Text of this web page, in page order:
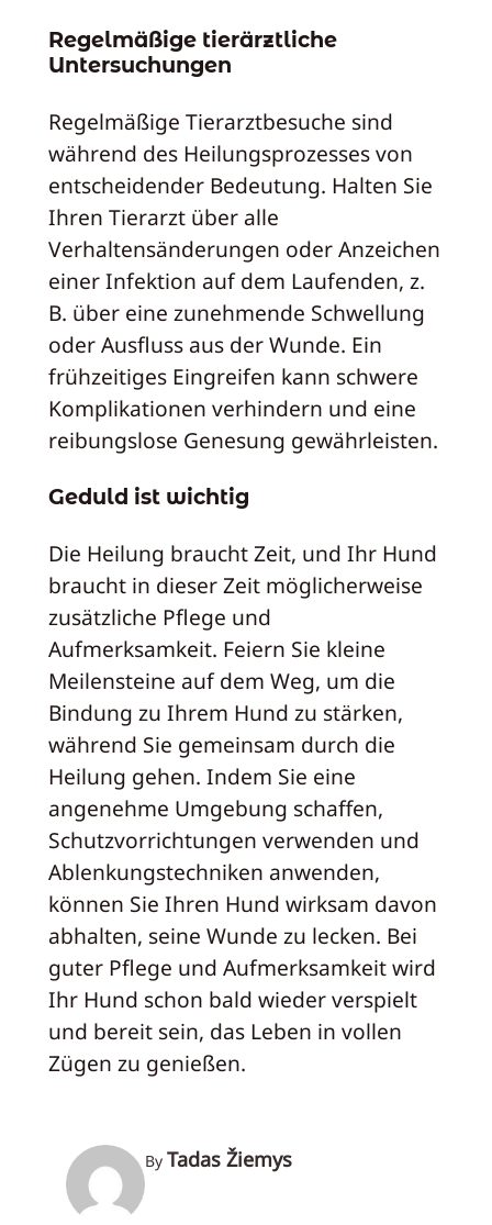
Regelmäßige tierärztliche
Untersuchungen
Regelmäßige Tierarztbesuche sind
während des Heilungsprozesses von
entscheidender Bedeutung. Halten Sie
Ihren Tierarzt über alle
Verhaltensänderungen oder Anzeichen
einer Infektion auf dem Laufenden, z.
B. über eine zunehmende Schwellung
oder Ausfluss aus der Wunde. Ein
frühzeitiges Eingreifen kann schwere
Komplikationen verhindern und eine
reibungslose Genesung gewährleisten.
Geduld ist wichtig
Die Heilung braucht Zeit, und Ihr Hund
braucht in dieser Zeit möglicherweise
zusätzliche Pflege und
Aufmerksamkeit. Feiern Sie kleine
Meilensteine auf dem Weg, um die
Bindung zu Ihrem Hund zu stärken,
während Sie gemeinsam durch die
Heilung gehen. Indem Sie eine
angenehme Umgebung schaffen,
Schutzvorrichtungen verwenden und
Ablenkungstechniken anwenden,
können Sie Ihren Hund wirksam davon
abhalten, seine Wunde zu lecken. Bei
guter Pflege und Aufmerksamkeit wird
Ihr Hund schon bald wieder verspielt
und bereit sein, das Leben in vollen
Zügen zu genießen.
By Tadas Žiemys